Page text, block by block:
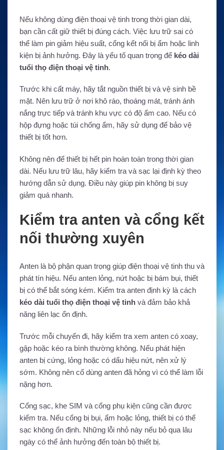
Nếu không dùng điện thoại vệ tinh trong thời gian dài,
bạn cần cất giữ thiết bị đúng cách. Việc lưu trữ sai có
thể làm pin giảm hiệu suất, cổng kết nối bị ẩm hoặc linh
kiện bị ảnh hưởng. Đây là yếu tố quan trọng để kéo dài
tuổi thọ điện thoại vệ tinh.
Trước khi cất máy, hãy tắt nguồn thiết bị và vệ sinh bề
mặt. Nên lưu trữ ở nơi khô ráo, thoáng mát, tránh ánh
nắng trực tiếp và tránh khu vực có độ ẩm cao. Nếu có
hộp đựng hoặc túi chống ẩm, hãy sử dụng để bảo vệ
thiết bị tốt hơn.
Không nên để thiết bị hết pin hoàn toàn trong thời gian
dài. Nếu lưu trữ lâu, hãy kiểm tra và sạc lại định kỳ theo
hướng dẫn sử dụng. Điều này giúp pin không bị suy
giảm quá nhanh.
Kiểm tra anten và cổng kết
nối thường xuyên
Anten là bộ phận quan trọng giúp điện thoại vệ tinh thu và
phát tín hiệu. Nếu anten lỏng, nứt hoặc bị bám bụi, thiết
bị có thể bắt sóng kém. Kiểm tra anten định kỳ là cách
kéo dài tuổi thọ điện thoại vệ tinh và đảm bảo khả
năng liên lạc ổn định.
Trước mỗi chuyến đi, hãy kiểm tra xem anten có xoay,
gập hoặc kéo ra bình thường không. Nếu phát hiện
anten bị cứng, lỏng hoặc có dấu hiệu nứt, nên xử lý
sớm. Không nên cố dùng anten đã hỏng vì có thể làm lỗi
nặng hơn.
Cổng sạc, khe SIM và cổng phụ kiện cũng cần được
kiểm tra. Nếu cổng bị bụi, ẩm hoặc lỏng, thiết bị có thể
sạc không ổn định. Những lỗi nhỏ này nếu bỏ qua lâu
ngày có thể ảnh hưởng đến toàn bộ thiết bị.